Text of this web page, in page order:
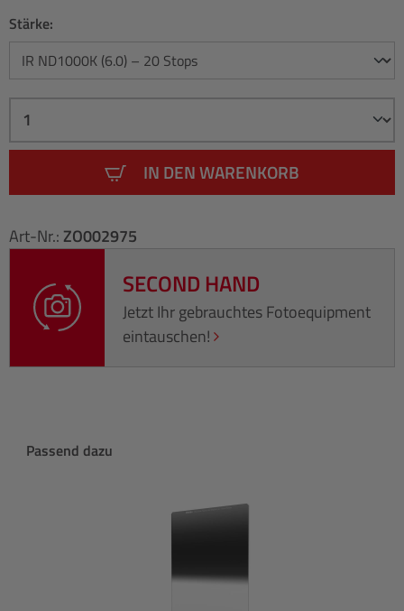
Stärke:
IN DEN WARENKORB
Art-Nr.: ZO002975
SECOND HAND
Jetzt Ihr gebrauchtes Fotoequipment
eintauschen!
Produktgalerie überspringen
Passend dazu